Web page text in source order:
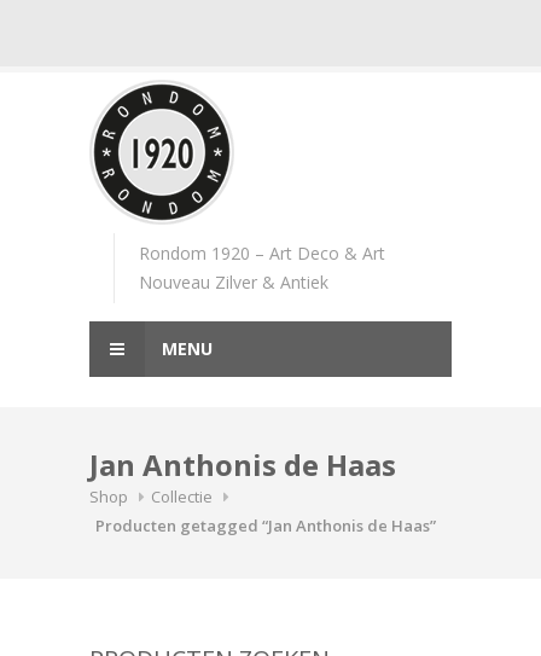
Rondom 1920 – Art Deco & Art
Nouveau Zilver & Antiek
MENU
Jan Anthonis de Haas
Shop
Collectie
Producten getagged “Jan Anthonis de Haas”